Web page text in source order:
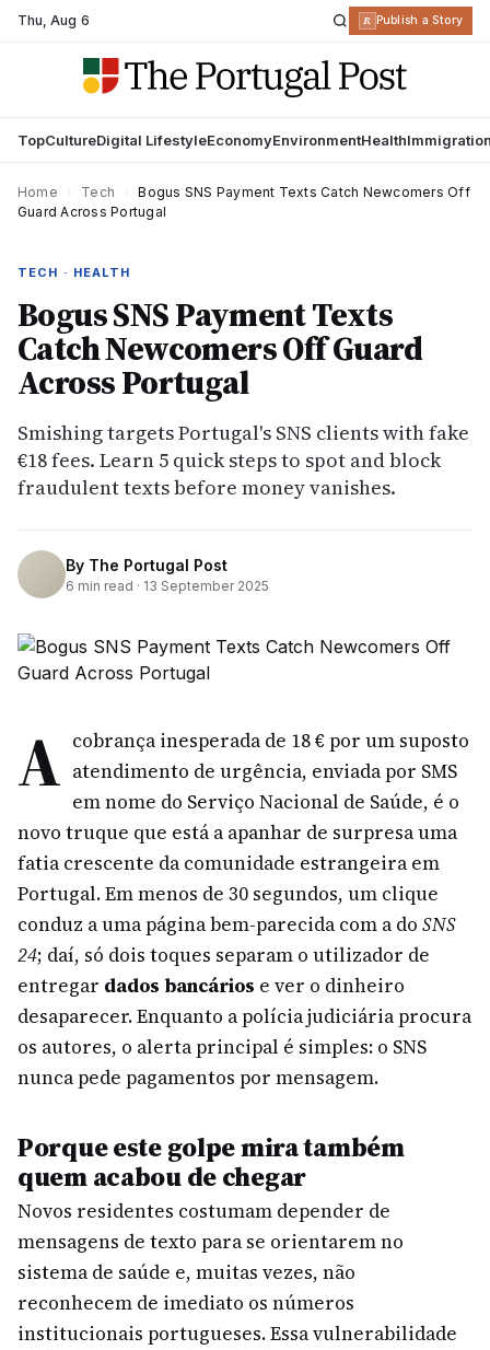
Thu,Aug 6 R Publish a Story
TopCultureDigital LifestyleEconomyEnvironmentHealth
Home Tech
Bogus SNS Payment Texts Catch Newcomers Off
Guard Across Portugal
TECH · HEALTH
Bogus SNS Payment Texts
Catch Newcomers Off Guard
Across Portugal
Smishing targets Portugal's SNS clients with fake
€18 fees. Learn 5 quick steps to spot and block
fraudulent texts before money vanishes.
By The Portugal Post
6 min read · 13 September 2025
A cobrança inesperada de 18 € por um suposto
atendimento de urgência, enviada por SMS
em nome do Serviço Nacional de Saúde, é o
novo truque que está a apanhar de surpresa uma
fatia crescente da comunidade estrangeira em
Portugal. Em menos de 30 segundos, um clique
conduz a uma página bem-parecida com a do SNS
24; daí, só dois toques separam o utilizador de
entregar dados bancários e ver o dinheiro
desaparecer. Enquanto a polícia judiciária procura
os autores, o alerta principal é simples: o SNS
nunca pede pagamentos por mensagem.
Porque este golpe mira também
quem acabou de chegar
Novos residentes costumam depender de
mensagens de texto para se orientarem no
sistema de saúde e, muitas vezes, não
reconhecem de imediato os números
institucionais portugueses. Essa vulnerabilidade